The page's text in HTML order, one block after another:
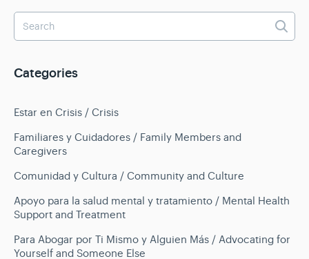
Categories
Estar en Crisis / Crisis
Familiares y Cuidadores / Family Members and
Caregivers
Comunidad y Cultura / Community and Culture
Apoyo para la salud mental y tratamiento / Mental Health
Support and Treatment
Para Abogar por Ti Mismo y Alguien Más / Advocating for
Yourself and Someone Else